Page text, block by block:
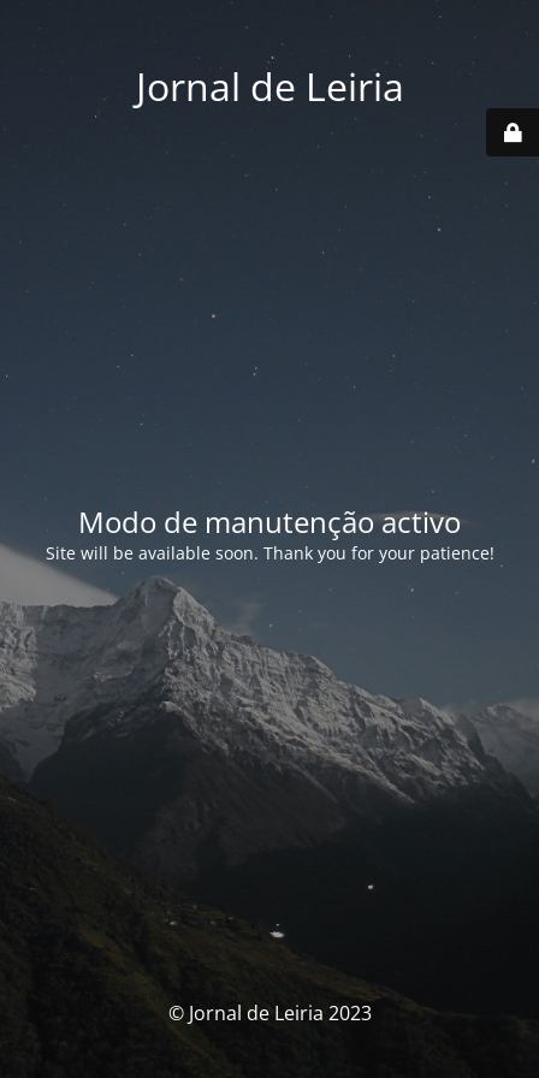
Jornal de Leiria
Modo de manutenção activo
Site will be available soon. Thank you for your patience!
© Jornal de Leiria 2023